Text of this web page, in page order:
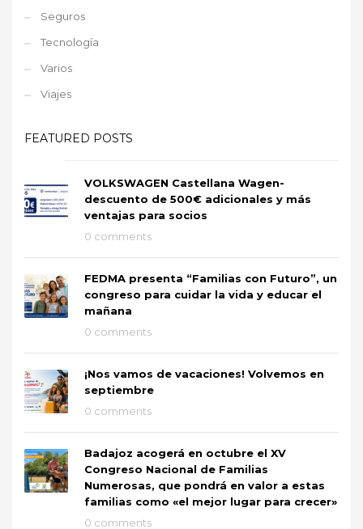
Seguros
Tecnología
Varios
Viajes
FEATURED POSTS
VOLKSWAGEN Castellana Wagen-
descuento de 500€ adicionales y más
ventajas para socios
0 comments
FEDMA presenta “Familias con Futuro”, un
congreso para cuidar la vida y educar el
mañana
0 comments
¡Nos vamos de vacaciones! Volvemos en
septiembre
0 comments
Badajoz acogerá en octubre el XV
Congreso Nacional de Familias
Numerosas, que pondrá en valor a estas
familias como «el mejor lugar para crecer»
0 comments